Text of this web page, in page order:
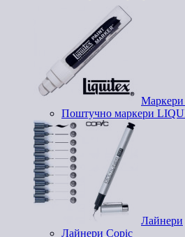
Маркери
Поштучно маркери
Лайнери
Лайнери Copic